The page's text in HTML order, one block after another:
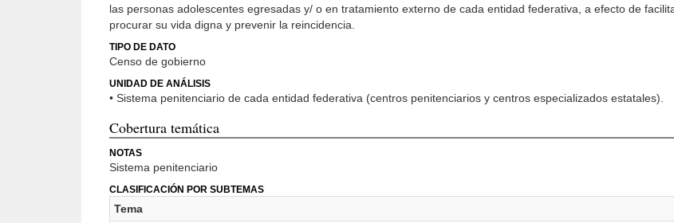
las personas adolescentes egresadas y/ o en tratamiento externo de cada entidad federativa, a efecto de
procurar su vida digna y prevenir la reincidencia.
TIPO DE DATO
Censo de gobierno
UNIDAD DE ANÁLISIS
• Sistema penitenciario de cada entidad federativa (centros penitenciarios y centros especializados estatales).
Cobertura temática
NOTAS
Sistema penitenciario
CLASIFICACIÓN POR SUBTEMAS
Tema